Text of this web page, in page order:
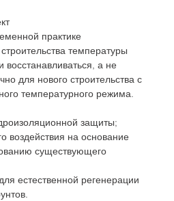
практике
температуры
восстанавливаться, а не
для нового строительства с
температурного режима.
защиты;
воздействия на основание
существующего
естественной регенерации